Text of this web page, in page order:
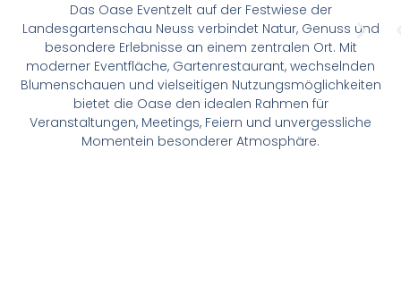
Das Oase Eventzelt auf der Festwiese der
Landesgartenschau Neuss verbindet Natur, Genuss und
besondere Erlebnisse an einem zentralen Ort. Mit
moderner Eventfläche, Gartenrestaurant, wechselnden
Blumenschauen und vielseitigen Nutzungsmöglichkeiten
bietet die Oase den idealen Rahmen für
Veranstaltungen, Meetings, Feiern und unvergessliche
Momentein besonderer Atmosphäre.